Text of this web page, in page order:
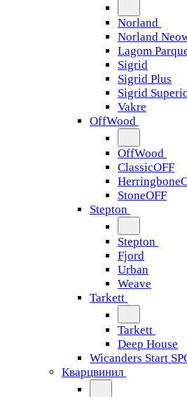
Norland
Norland
Lagom
Sigrid
Sigrid Plus
Sigrid
Vakre
OffWood
OffWood
ClassicOFF
StoneOFF
Stepton
Stepton
Fjord
Urban
Weave
Tarkett
Tarkett
Deep House
Wicanders Start
Кварцвинил